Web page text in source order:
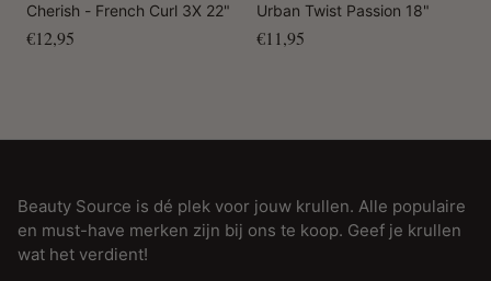
Cherish - French Curl 3X 22"
€12,95
Urban Twist Passion 18"
€11,95
Beauty Source is dé plek voor jouw krullen. Alle populaire
en must-have merken zijn bij ons te koop. Geef je krullen
wat het verdient!